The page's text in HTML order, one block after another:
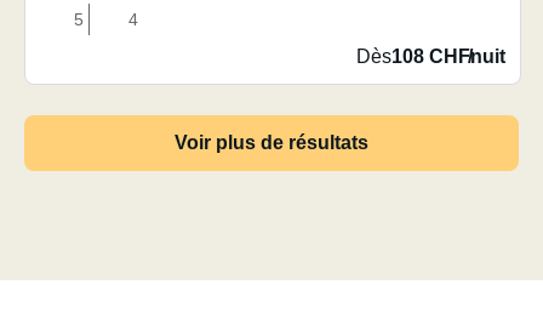
5 4
Dès108 CHF/nuit
Voir plus de résultats